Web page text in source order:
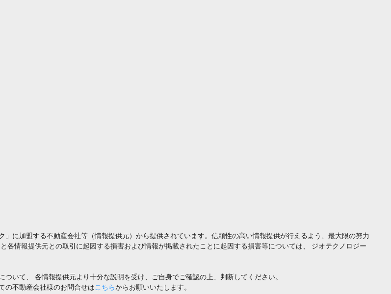
に加盟する不動産会社等（情報提供元）から提供されています。信頼性の高い情報提供が行えるよう、最大限の努力
情報提供元との取引に起因する損害および情報が掲載されたことに起因する損害等については、 ジオテクノロジー
いて、 各情報提供元より十分な説明を受け、ご自身でご確認の上、判断してください。
の不動産会社様のお問合せはこちらからお願いいたします。